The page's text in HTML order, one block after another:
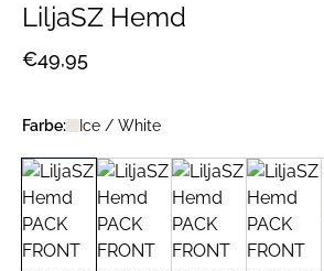
LiljaSZ Hemd
€49,95
Farbe: Ice / White